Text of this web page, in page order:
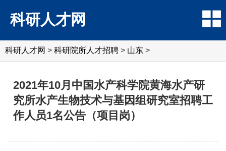
科研人才网
科研人才网 > 科研院所人才招聘 > 山东 >
2021年10月中国水产科学院黄海水产研
究所水产生物技术与基因组研究室招聘工
作人员1名公告（项目岗）